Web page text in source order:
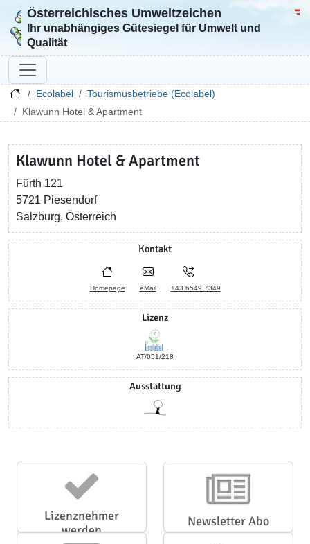
Zur Startseite
Österreichisches Umweltzeichen
Ihr unabhängiges Gütesiegel für Umwelt und
Qualität
Ecolabel
Tourismusbetriebe (Ecolabel)
Klawunn Hotel & Apartment
Klawunn Hotel & Apartment
Fürth 121
5721 Piesendorf
Salzburg, Österreich
Kontakt
Homepage eMail +43 6549 7349
Lizenz
AT/051/218
Ausstattung
Lizenznehmer
werden
Newsletter Abo